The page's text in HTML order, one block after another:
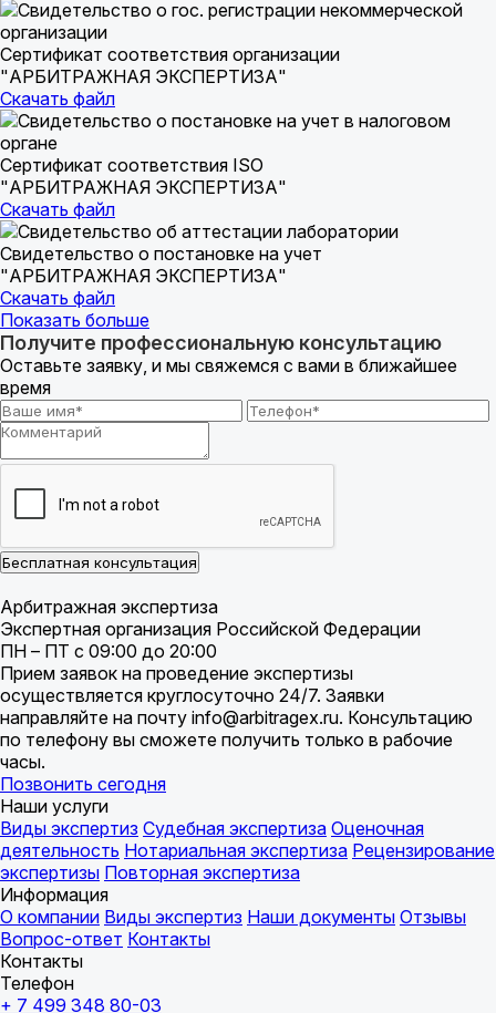
Сертификат соответствия организации
"АРБИТРАЖНАЯ ЭКСПЕРТИЗА"
Скачать файл
Сертификат соответствия ISO
"АРБИТРАЖНАЯ ЭКСПЕРТИЗА"
Скачать файл
Свидетельство о постановке на учет
"АРБИТРАЖНАЯ ЭКСПЕРТИЗА"
Скачать файл
Показать больше
Получите профессиональную консультацию
Оставьте заявку, и мы свяжемся с вами в ближайшее
время
Бесплатная консультация
Арбитражная экспертиза
Экспертная организация Российской Федерации
ПН – ПТ с 09:00 до 20:00
Прием заявок на проведение экспертизы
осуществляется круглосуточно 24/7. Заявки
направляйте на почту info@arbitragex.ru. Консультацию
по телефону вы сможете получить только в рабочие
часы.
Позвонить сегодня
Наши услуги
Виды экспертиз Судебная экспертиза Оценочная
деятельность Нотариальная экспертиза Рецензирование
экспертизы Повторная экспертиза
Информация
О компании Виды экспертиз Наши документы Отзывы
Вопрос-ответ Контакты
Контакты
Телефон
+ 7 499 348 80-03